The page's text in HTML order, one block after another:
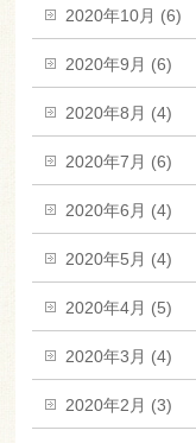
2020年10月 (6)
2020年9月 (6)
2020年8月 (4)
2020年7月 (6)
2020年6月 (4)
2020年5月 (4)
2020年4月 (5)
2020年3月 (4)
2020年2月 (3)